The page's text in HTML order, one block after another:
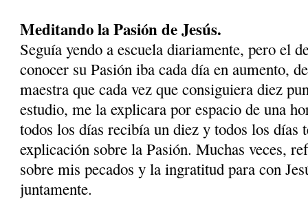
Meditando la Pasión de Jesús.
Seguía yendo a escuela diariamente, pero el
conocer su Pasión iba cada día en aumento,
maestra que cada vez que consiguiera diez
estudio, me la explicara por espacio de una
todos los días recibía un diez y todos los días
explicación sobre la Pasión. Muchas veces,
sobre mis pecados y la ingratitud para con
juntamente.